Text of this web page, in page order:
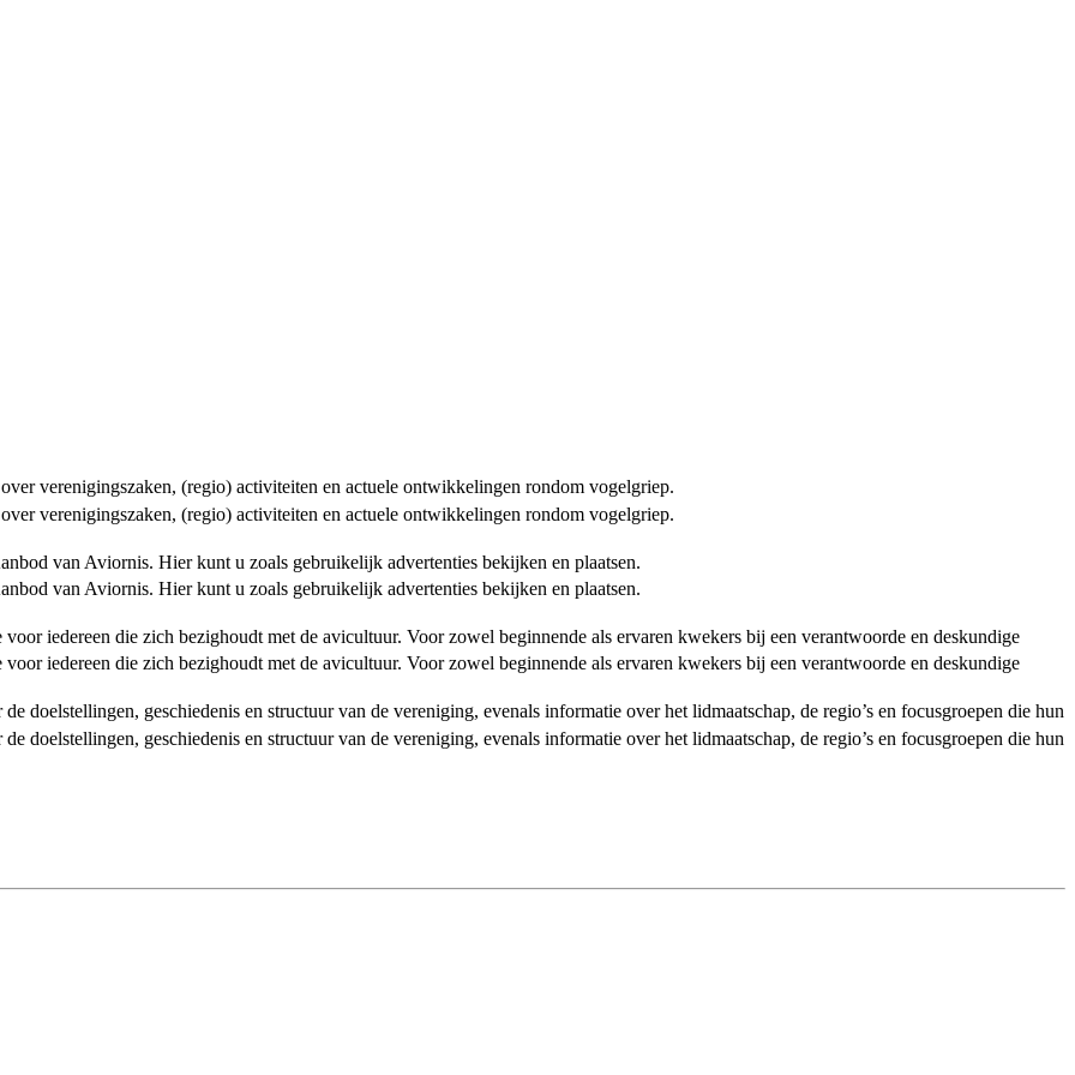
verenigingszaken, (regio) activiteiten en actuele ontwikkelingen rondom vogelgriep.
verenigingszaken, (regio) activiteiten en actuele ontwikkelingen rondom vogelgriep.
van Aviornis. Hier kunt u zoals gebruikelijk advertenties bekijken en plaatsen.
van Aviornis. Hier kunt u zoals gebruikelijk advertenties bekijken en plaatsen.
iedereen die zich bezighoudt met de avicultuur. Voor zowel beginnende als ervaren kwekers bij een verantwoorde en deskundige
iedereen die zich bezighoudt met de avicultuur. Voor zowel beginnende als ervaren kwekers bij een verantwoorde en deskundige
doelstellingen, geschiedenis en structuur van de vereniging, evenals informatie over het lidmaatschap, de regio’s en focusgroepen die hun
doelstellingen, geschiedenis en structuur van de vereniging, evenals informatie over het lidmaatschap, de regio’s en focusgroepen die hun